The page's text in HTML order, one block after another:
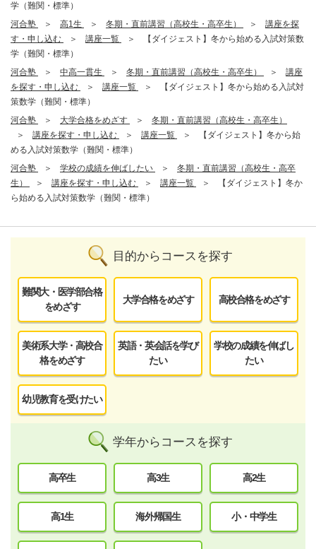
学（難関・標準）
河合塾
高1生 冬期・直前講習（高校生・高卒生）
講座を探
す・申し込む
講座一覧
【ダイジェスト】冬から始める入試対策数
学（難関・標準）
河合塾
中高一貫生 冬期・直前講習（高校生・高卒生）
講座
を探す・申し込む
講座一覧
【ダイジェスト】冬から始める入試対
策数学（難関・標準）
河合塾
大学合格をめざす
冬期・直前講習（高校生・高卒生）
講座を探す・申し込む
講座一覧
【ダイジェスト】冬から始
める入試対策数学（難関・標準）
河合塾
学校の成績を伸ばしたい
冬期・直前講習（高校生・高卒
生）
講座を探す・申し込む 講座一覧
【ダイジェスト】冬か
ら始める入試対策数学（難関・標準）
目的からコースを探す
難関大・医学部合格
をめざす
大学合格をめざす 高校合格をめざす
美術系大学・高校合
格をめざす
英語・英会話を学び
たい
学校の成績を伸ばし
たい
幼児教育を受けたい
学年からコースを探す
高卒生 高3生 高2生
高1生 海外帰国生 小・中学生